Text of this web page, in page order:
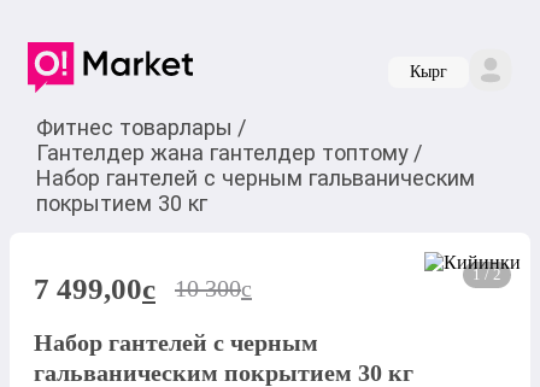
Кырг
Фитнес товарлары /
Гантелдер жана гантелдер топтому /
Набор гантелей с черным гальваническим
покрытием 30 кг
1 / 2
7 499,00c 10 300c
Набор гантелей с черным
гальваническим покрытием 30 кг